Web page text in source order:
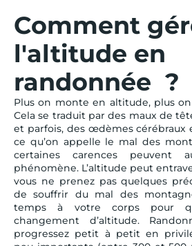
Comment
l'altitude en
randonnée ?
Plus on monte en altitude, plus
Cela se traduit par des maux de
et parfois, des œdèmes cérébraux
ce qu’on appelle le mal des
certaines carences peuvent
phénomène. L’altitude peut
vous ne prenez pas quelques
de souffrir du mal des
temps à votre corps pour
changement d’altitude.
progressez petit à petit en